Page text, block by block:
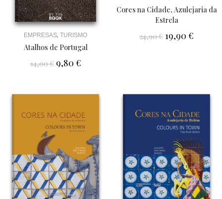
EMPRESAS, TURISMO
Atalhos de Portugal
14,00€ 9,80 €
Cores na Cidade, Azulejaria da
Estrela
24,90€ 19,90 €